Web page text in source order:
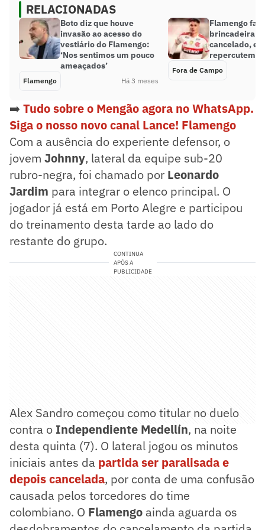
RELACIONADAS
Boto diz que houve
invasão ao acesso do
vestiário do Flamengo:
‘Nos sentimos um pouco
ameaçados’
Flamengo Há 3 meses
Flamengo faz
brincadeira
cancelado, e
repercutem:
Fora de Campo
➡️ Tudo sobre o Mengão agora no WhatsApp.
Siga o nosso novo canal Lance! Flamengo
Com a ausência do experiente defensor, o
jovem Johnny, lateral da equipe sub-20
rubro-negra, foi chamado por Leonardo
Jardim para integrar o elenco principal. O
jogador já está em Porto Alegre e participou
do treinamento desta tarde ao lado do
restante do grupo.
CONTINUA
APÓS A
PUBLICIDADE
Alex Sandro começou como titular no duelo
contra o Independiente Medellín, na noite
desta quinta (7). O lateral jogou os minutos
iniciais antes da partida ser paralisada e
depois cancelada, por conta de uma confusão
causada pelos torcedores do time
colombiano. O Flamengo ainda aguarda os